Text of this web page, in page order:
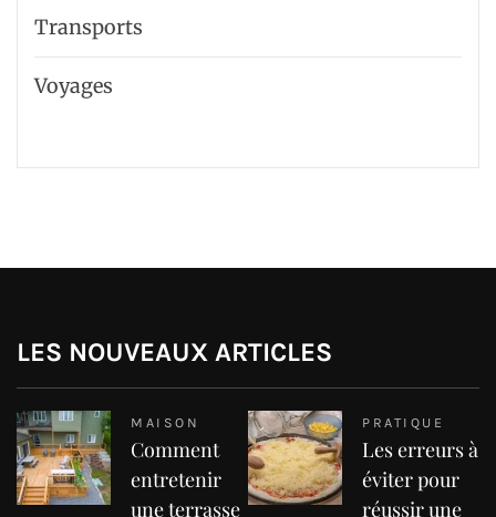
Transports
Voyages
LES NOUVEAUX ARTICLES
MAISON
Comment
entretenir
une terrasse
PRATIQUE
Les erreurs à
éviter pour
réussir une